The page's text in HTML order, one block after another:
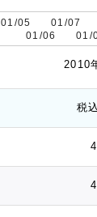
01/05
01/05
01/06
01/06
01/07
01/07
01/
01/
2010
税込